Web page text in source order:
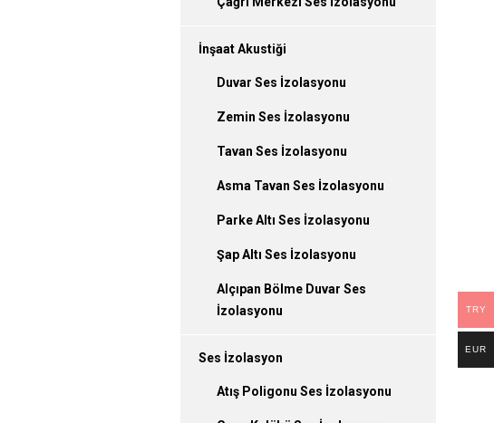
İnşaat Akustiği
Duvar Ses İzolasyonu
Zemin Ses İzolasyonu
Tavan Ses İzolasyonu
Asma Tavan Ses İzolasyonu
Parke Altı Ses İzolasyonu
Şap Altı Ses İzolasyonu
Alçıpan Bölme Duvar Ses
İzolasyonu
Ses İzolasyon
Atış Poligonu Ses İzolasyonu
TRY
EUR